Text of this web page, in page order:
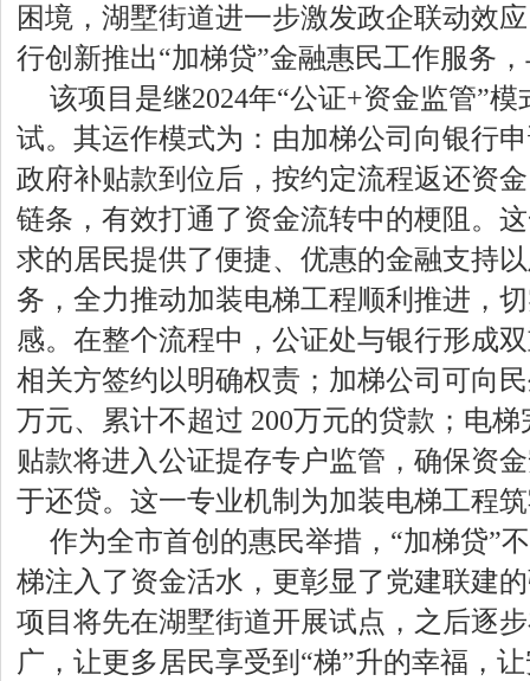
困境，湖墅街道进一步激发政企联动效
行创新推出“加梯贷”金融惠民工作服务
该项目是继2024年“公证+资金监管”
试。其运作模式为：由加梯公司向银行
政府补贴款到位后，按约定流程返还资
链条，有效打通了资金流转中的梗阻。
求的居民提供了便捷、优惠的金融支持
务，全力推动加装电梯工程顺利推进，
感。在整个流程中，公证处与银行形成
相关方签约以明确权责；加梯公司可向
万元、累计不超过 200万元的贷款；电
贴款将进入公证提存专户监管，确保资
于还贷。这一专业机制为加装电梯工程
作为全市首创的惠民举措，“加梯贷”
梯注入了资金活水，更彰显了党建联建
项目将先在湖墅街道开展试点，之后逐
广，让更多居民享受到“梯”升的幸福，